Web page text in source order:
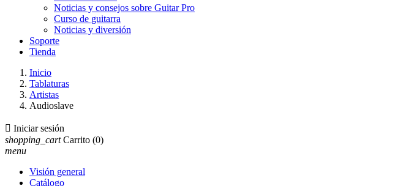
Noticias y consejos sobre Guitar Pro
Curso de guitarra
Noticias y diversión
Soporte
Tienda
Inicio
Tablaturas
Artistas
Audioslave
 Iniciar sesión
shopping_cart Carrito (0)
menu
Visión general
Catálogo